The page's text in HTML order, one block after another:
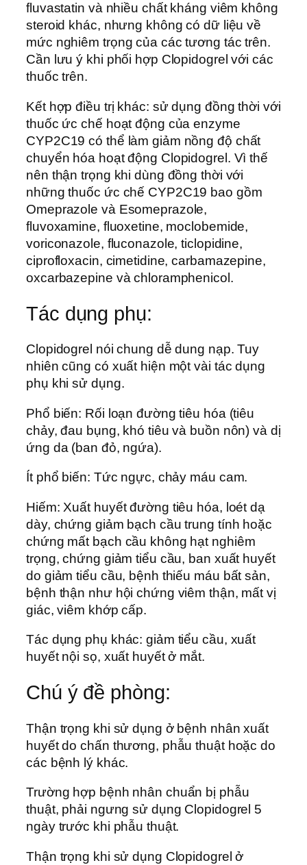
fluvastatin và nhiều chất kháng viêm không
steroid khác, nhưng không có dữ liệu về
mức nghiêm trọng của các tương tác trên.
Cần lưu ý khi phối hợp Clopidogrel với các
thuốc trên.
Kết hợp điều trị khác: sử dụng đồng thời với
thuốc ức chế hoạt động của enzyme
CYP2C19 có thể làm giảm nồng độ chất
chuyển hóa hoạt động Clopidogrel. Vì thế
nên thận trọng khi dùng đồng thời với
những thuốc ức chế CYP2C19 bao gồm
Omeprazole và Esomeprazole,
fluvoxamine, fluoxetine, moclobemide,
voriconazole, fluconazole, ticlopidine,
ciprofloxacin, cimetidine, carbamazepine,
oxcarbazepine và chloramphenicol.
Tác dụng phụ:
Clopidogrel nói chung dễ dung nạp. Tuy
nhiên cũng có xuất hiện một vài tác dụng
phụ khi sử dụng.
Phổ biến: Rối loạn đường tiêu hóa (tiêu
chảy, đau bụng, khó tiêu và buồn nôn) và dị
ứng da (ban đỏ, ngứa).
Ít phổ biến: Tức ngực, chảy máu cam.
Hiếm: Xuất huyết đường tiêu hóa, loét dạ
dày, chứng giảm bạch cầu trung tính hoặc
chứng mất bạch cầu không hạt nghiêm
trọng, chứng giảm tiểu cầu, ban xuất huyết
do giảm tiểu cầu, bệnh thiếu máu bất sản,
bệnh thận như hội chứng viêm thận, mất vị
giác, viêm khớp cấp.
Tác dụng phụ khác: giảm tiểu cầu, xuất
huyết nội sọ, xuất huyết ở mắt.
Chú ý đề phòng:
Thận trọng khi sử dụng ở bệnh nhân xuất
huyết do chấn thương, phẫu thuật hoặc do
các bệnh lý khác.
Trường hợp bệnh nhân chuẩn bị phẫu
thuật, phải ngưng sử dụng Clopidogrel 5
ngày trước khi phẫu thuật.
Thận trọng khi sử dụng Clopidogrel ở